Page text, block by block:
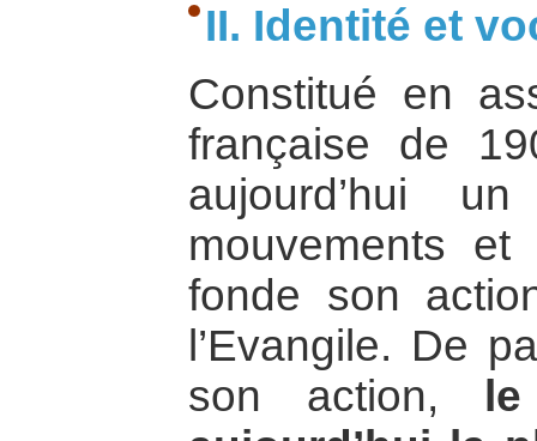
II. Identité et
Constitué en
française de
aujourd’hui
mouvements et
fonde son
l’Evangile. De
son action,